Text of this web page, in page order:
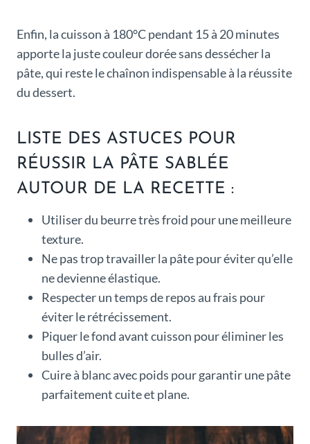
Enfin, la cuisson à 180°C pendant 15 à 20 minutes
apporte la juste couleur dorée sans dessécher la
pâte, qui reste le chaînon indispensable à la réussite
du dessert.
LISTE DES ASTUCES POUR
RÉUSSIR LA PÂTE SABLÉE
AUTOUR DE LA RECETTE :
Utiliser du beurre très froid pour une meilleure
texture.
Ne pas trop travailler la pâte pour éviter qu’elle
ne devienne élastique.
Respecter un temps de repos au frais pour
éviter le rétrécissement.
Piquer le fond avant cuisson pour éliminer les
bulles d’air.
Cuire à blanc avec poids pour garantir une pâte
parfaitement cuite et plane.